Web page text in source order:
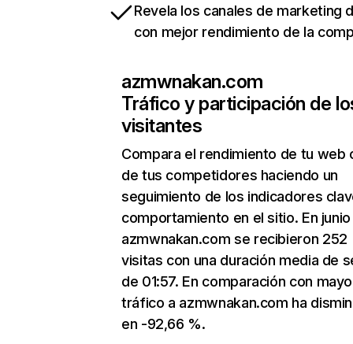
Revela los canales de marketing
con mejor rendimiento de la
azmwnakan.com
Tráfico y participación de
visitantes
Compara el rendimiento de tu web
de tus competidores haciendo un
seguimiento de los indicadores
comportamiento en el sitio. En junio
azmwnakan.com se recibieron 252
visitas con una duración media de
de 01:57. En comparación con
tráfico a azmwnakan.com ha
en -92,66 %.